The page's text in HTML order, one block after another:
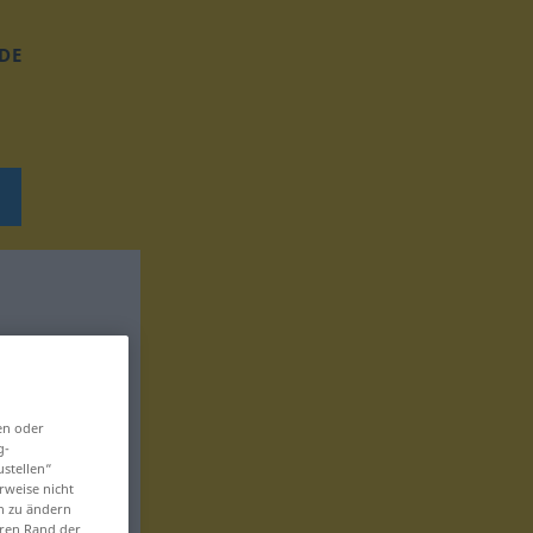
DE
oder
nicht
zu ändern
Rand der